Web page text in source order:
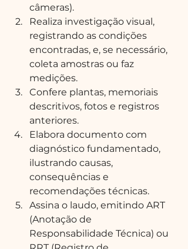
câmeras).
Realiza investigação visual,
registrando as condições
encontradas, e, se necessário,
coleta amostras ou faz
medições.
Confere plantas, memoriais
descritivos, fotos e registros
anteriores.
Elabora documento com
diagnóstico fundamentado,
ilustrando causas,
consequências e
recomendações técnicas.
Assina o laudo, emitindo ART
(Anotação de
Responsabilidade Técnica) ou